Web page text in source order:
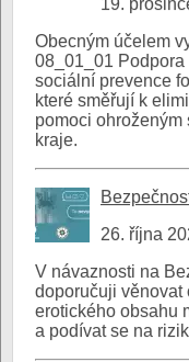
19.
Obecným účelem
08_01_01
sociální prevence
které směřují k
pomoci
kraje.
26. října
V návaznosti na
doporučuji věnovat
erotického obsahu
a podívat se na